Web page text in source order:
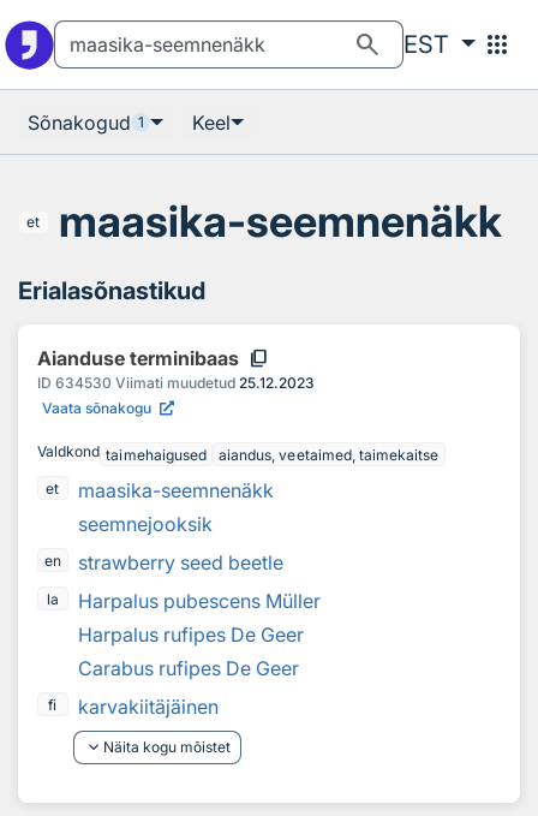
search EST apps
Sõnakogud 1 Keel
et maasika-seemnenäkk
Erialasõnastikud
Aianduse terminibaas content_copy
ID 634530 Viimati muudetud 25.12.2023
Vaata sõnakogu
Valdkond taimehaigused
aiandus, veetaimed, taimekaitse
et
maasika-seemnenäkk
seemnejooksik
en strawberry seed beetle
la
Harpalus pubescens Müller
Harpalus rufipes De Geer
Carabus rufipes De Geer
fi
karvakiitäjäinen
keyboard_arrow_down Näita kogu mõistet